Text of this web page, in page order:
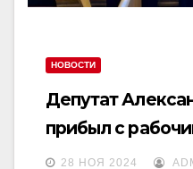
НОВОСТИ
Депутат
прибыл с
28 НОЯ 2024